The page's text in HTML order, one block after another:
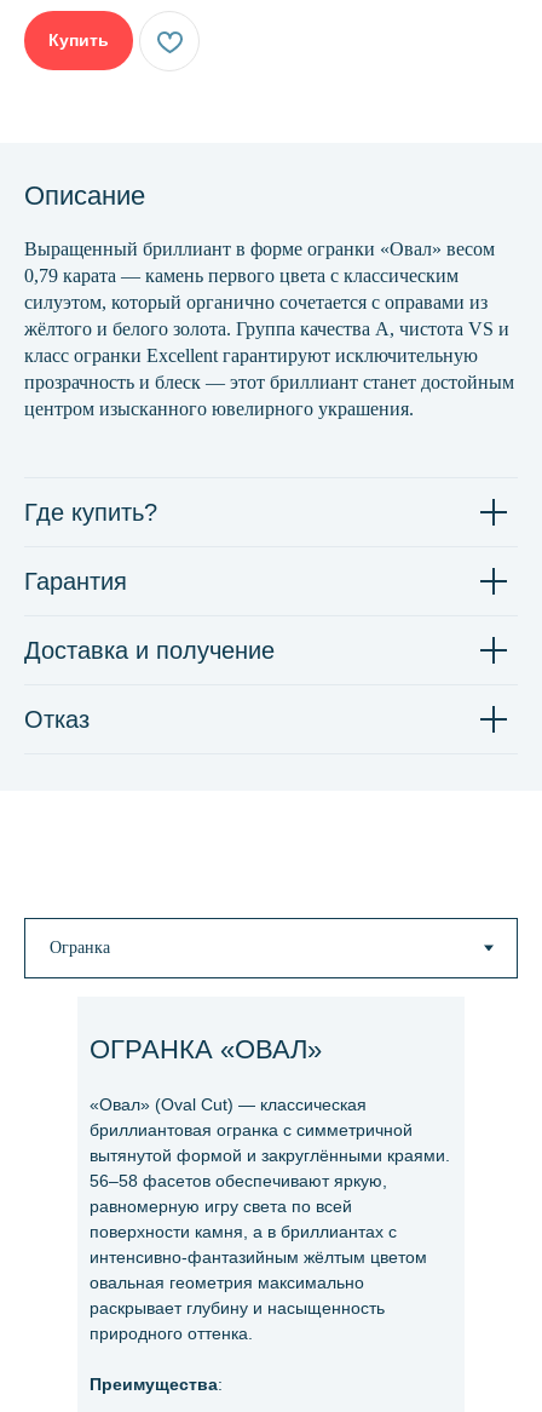
Купить
Описание
Выращенный бриллиант в форме огранки «Овал» весом
0,79 карата — камень первого цвета с классическим
силуэтом, который органично сочетается с оправами из
жёлтого и белого золота. Группа качества А, чистота VS и
класс огранки Excellent гарантируют исключительную
прозрачность и блеск — этот бриллиант станет достойным
центром изысканного ювелирного украшения.
Где купить?
Гарантия
Доставка и получение
Отказ
«Овал» (Oval Cut) — классическая
бриллиантовая огранка с симметричной
вытянутой формой и закруглёнными краями.
56–58 фасетов обеспечивают яркую,
равномерную игру света по всей
поверхности камня, а в бриллиантах с
интенсивно-фантазийным жёлтым цветом
овальная геометрия максимально
раскрывает глубину и насыщенность
природного оттенка.
Преимущества:
ОГРАНКА «ОВАЛ»